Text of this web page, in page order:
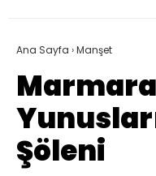
Ana Sayfa ›Manşet
Şöleni